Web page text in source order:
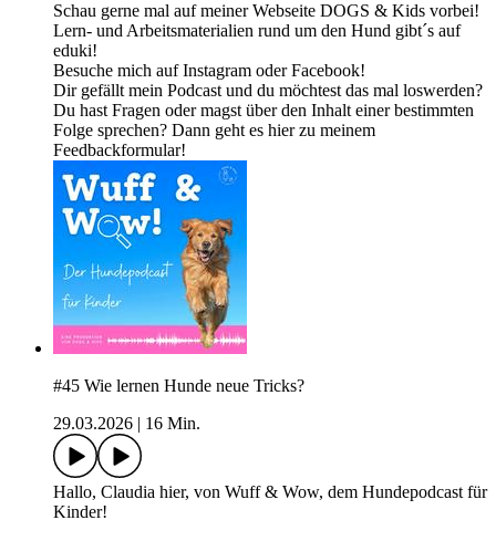
Schau gerne mal auf meiner Webseite DOGS & Kids vorbei!
Lern- und Arbeitsmaterialien rund um den Hund gibt´s auf
eduki!
Besuche mich auf Instagram oder Facebook!
Dir gefällt mein Podcast und du möchtest das mal loswerden?
Du hast Fragen oder magst über den Inhalt einer bestimmten
Folge sprechen? Dann geht es hier zu meinem
Feedbackformular!
#45 Wie lernen Hunde neue Tricks?
29.03.2026
16 Min.
Hallo, Claudia hier, von Wuff & Wow, dem Hundepodcast für
Kinder!